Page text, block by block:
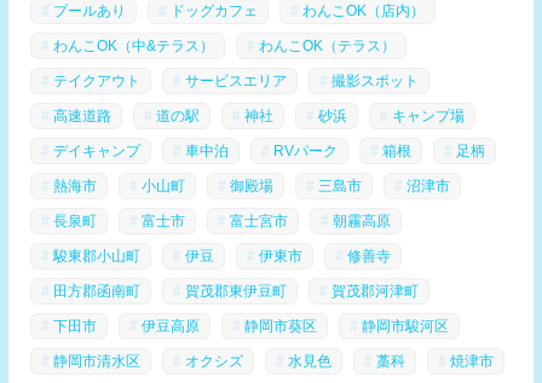
プールあり ドッグカフェ わんこOK（店内）
わんこOK（中&テラス） わんこOK（テラス）
テイクアウト サービスエリア 撮影スポット
高速道路 道の駅 神社 砂浜 キャンプ場
デイキャンプ 車中泊 RVパーク 箱根 足柄
熱海市 小山町 御殿場 三島市 沼津市
長泉町 富士市 富士宮市 朝霧高原
駿東郡小山町 伊豆 伊東市 修善寺
田方郡函南町 賀茂郡東伊豆町 賀茂郡河津町
下田市 伊豆高原 静岡市葵区 静岡市駿河区
静岡市清水区 オクシズ 水見色 藁科 焼津市